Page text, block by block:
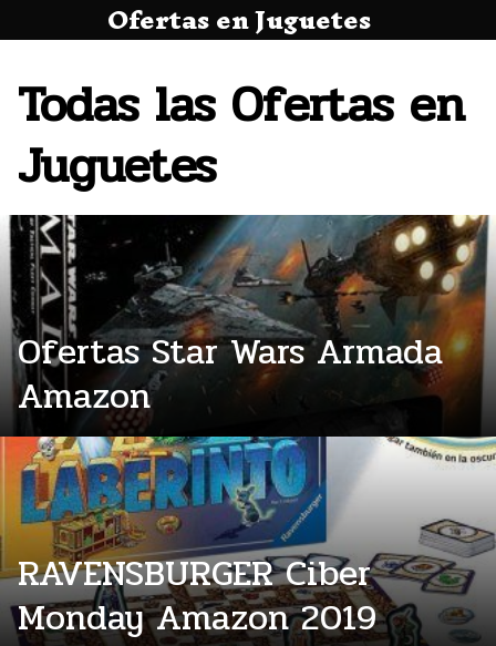
al
Ofertas en Juguetes
Todas las Ofertas en
Juguetes
Ofertas Star Wars Armada
Amazon
RAVENSBURGER Ciber
Monday Amazon 2019